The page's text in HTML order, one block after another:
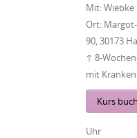
Mit:
Ort:
90, 30173
↑ 8-
mit
Kurs
Uhr